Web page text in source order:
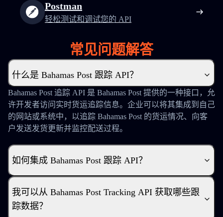
Postman
轻松测试和调试您的 API
常见问题解答
什么是 Bahamas Post 跟踪 API？
Bahamas Post 追踪 API 是 Bahamas Post 提供的一种接口，允
许开发者访问实时货运追踪信息。企业可以将其集成到自己
的网站或系统中，以追踪 Bahamas Post 的货运情况、向客
户发送发货更新并监控配送过程。
如何集成 Bahamas Post 跟踪 API？
我可以从 Bahamas Post Tracking API 获取哪些跟
踪数据？